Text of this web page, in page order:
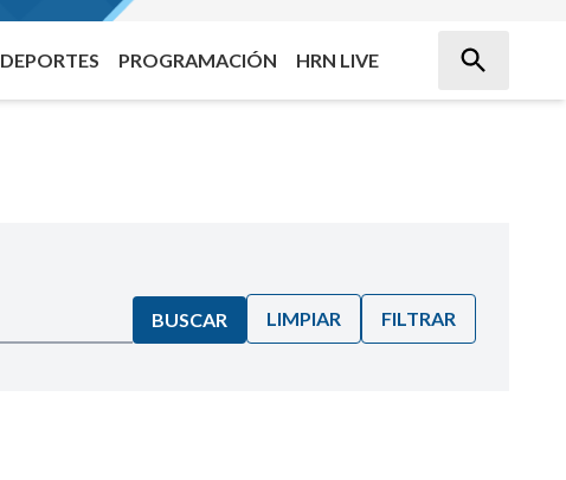
DEPORTES PROGRAMACIÓN HRN LIVE
BUSCAR LIMPIAR FILTRAR